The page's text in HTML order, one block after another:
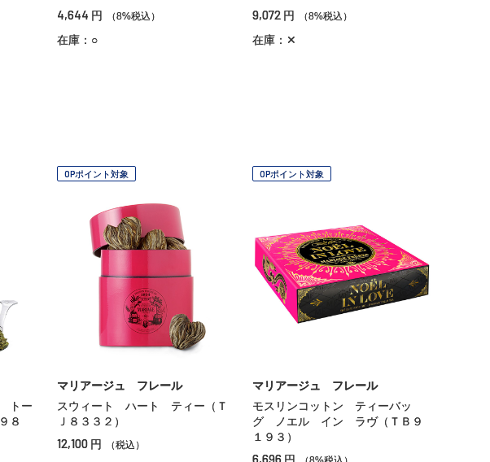
4,644 円 （8%税込）
在庫：○
9,072 円 （8%税込）
在庫：✕
トー
８
OPポイント対象
マリアージュ フレール
スウィート ハート ティー（Ｔ
Ｊ８３３２）
12,100 円 （税込）
OPポイント対象
マリアージュ フレール
モスリンコットン ティーバッ
グ ノエル イン ラヴ（ＴＢ９
１９３）
6,696 円